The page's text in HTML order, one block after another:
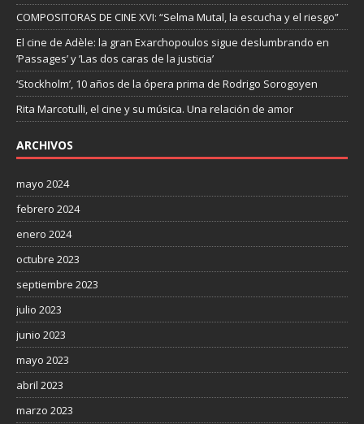
COMPOSITORAS DE CINE XVI: “Selma Mutal, la escucha y el riesgo”
El cine de Adèle: la gran Exarchopoulos sigue deslumbrando en
’Passages’ y ’Las dos caras de la justicia’
‘Stockholm’, 10 años de la ópera prima de Rodrigo Sorogoyen
Rita Marcotulli, el cine y su música. Una relación de amor
ARCHIVOS
mayo 2024
febrero 2024
enero 2024
octubre 2023
septiembre 2023
julio 2023
junio 2023
mayo 2023
abril 2023
marzo 2023